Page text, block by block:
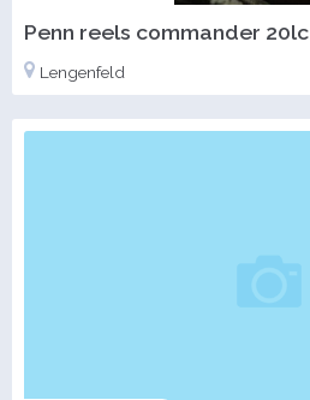
Penn reels commander 20lc
Lengenfeld